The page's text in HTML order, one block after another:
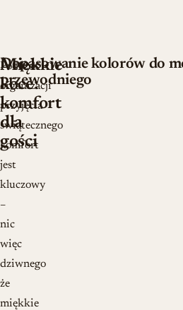
Miękkie
koce:
komfort
dla
gości
Podczas
organizacji
przyjęcia
świątecznego
komfort
jest
kluczowy
–
nic
więc
dziwnego
że
miękkie
Dopasowanie kolorów do
przewodniego